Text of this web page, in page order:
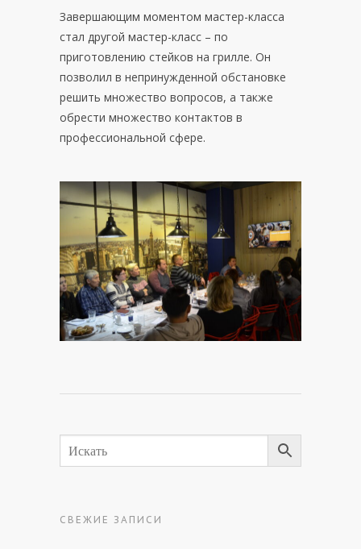
Завершающим моментом мастер-класса
стал другой мастер-класс – по
приготовлению стейков на грилле. Он
позволил в непринужденной обстановке
решить множество вопросов, а также
обрести множество контактов в
профессиональной сфере.
СВЕЖИЕ ЗАПИСИ